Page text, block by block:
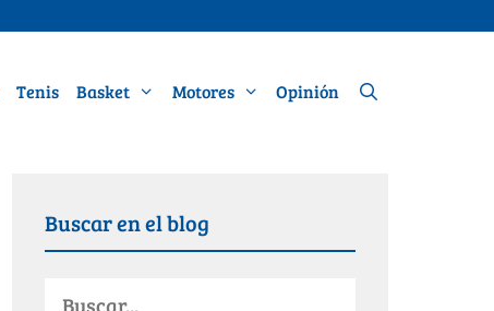
Tenis Basket Motores Opinión
Buscar en el blog